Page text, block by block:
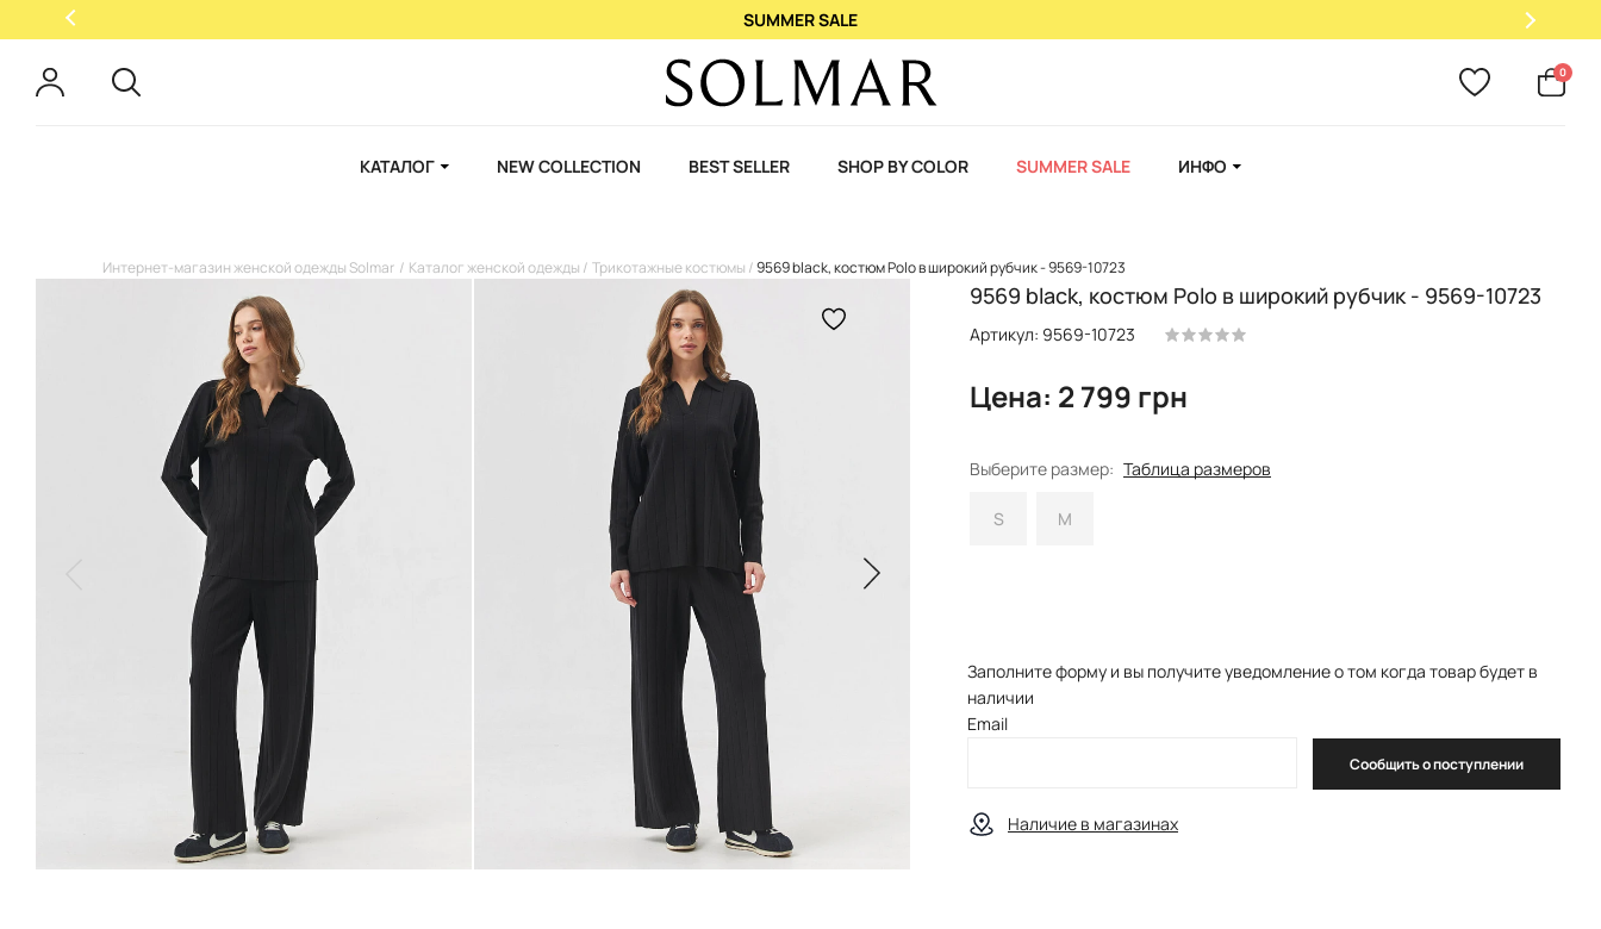
При покупке 2 ароматов – 3-й в подарок!
0
КАТАЛОГ NEW COLLECTION BEST SELLER SHOP BY COLOR SUMMER SALE ИНФО
Интернет-магазин женской одежды Solmar Каталог женской одежды Трикотажные костюмы 9569 black, костюм Polo в широкий рубчик - 9569-10723
9569 black, костюм Polo в широкий рубчик - 9569-10723
Артикул: 9569-10723
Цена: 2 799 грн
Выберите размер: Таблица размеров
S M
Заполните форму и вы получите уведомление о том когда товар будет в
наличии
Email
Сообщить о поступлении
Наличие в магазинах